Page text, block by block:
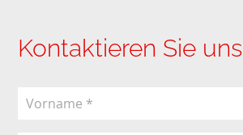
Kontaktieren Sie uns